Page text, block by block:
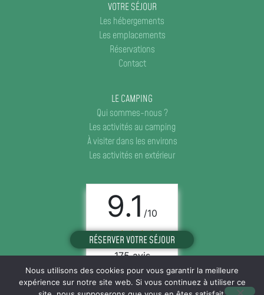
VOTRE SÉJOUR
Les hébergements
Les emplacements
Réservations
Contact
LE CAMPING
Qui sommes-nous ?
Les activités au camping
À visiter dans les environs
Les activités en extérieur
9.1 /10
175 avis
2026© Camping Fargogne
RÉSERVER VOTRE SÉJOUR
Nous utilisons des cookies pour vous garantir la meilleure
expérience sur notre site web. Si vous continuez à utiliser ce